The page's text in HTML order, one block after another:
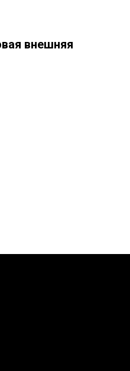
внешняя